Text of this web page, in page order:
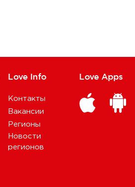
Love Info
Контакты
Вакансии
Регионы
Новости
регионов
Love Apps